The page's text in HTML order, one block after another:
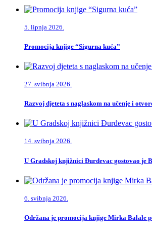
5. lipnja 2026.
Promocija knjige “Sigurna kuća”
27. svibnja 2026.
Razvoj djeteta s naglaskom na učenje i
14. svibnja 2026.
U Gradskoj knjižnici Đurđevac gostovao je
6. svibnja 2026.
Održana je promocija knjige Mirka Balale